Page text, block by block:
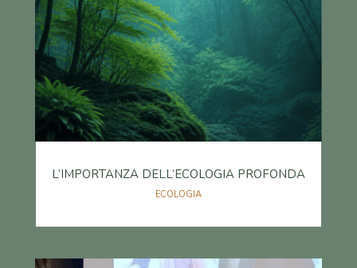
L’IMPORTANZA DELL’ECOLOGIA PROFONDA
ECOLOGIA